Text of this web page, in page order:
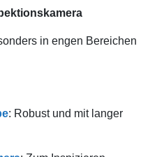
in engen Bereichen
: Robust und mit langer